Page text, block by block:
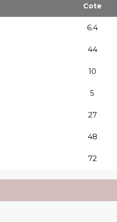
Cote
6.4
44
10
5
27
48
72